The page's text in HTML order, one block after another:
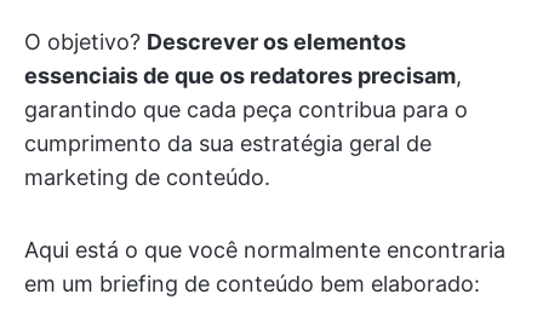
O objetivo? Descrever os elementos
essenciais de que os redatores precisam,
garantindo que cada peça contribua para o
cumprimento da sua estratégia geral de
marketing de conteúdo.
Aqui está o que você normalmente encontraria
em um briefing de conteúdo bem elaborado: